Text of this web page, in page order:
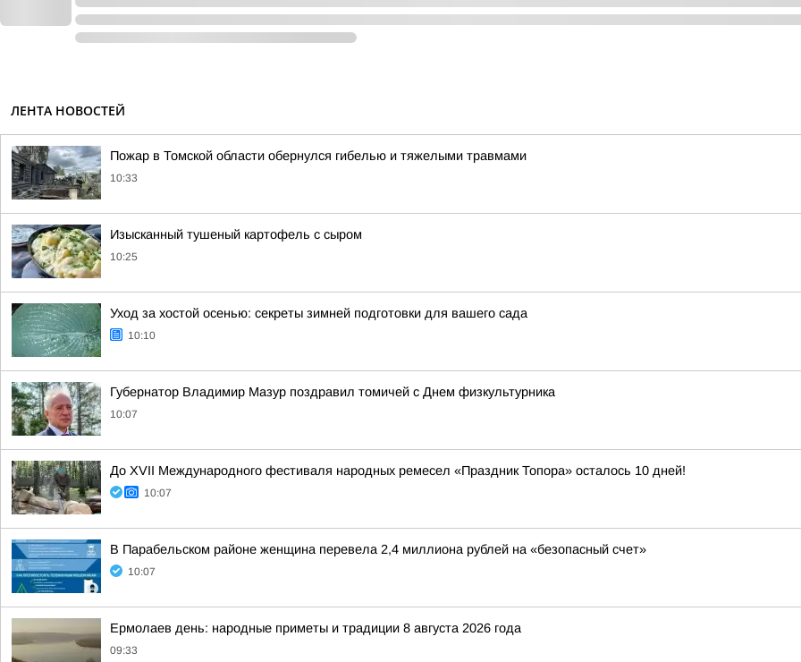
ЛЕНТА НОВОСТЕЙ
Пожар в Томской области обернулся гибелью и тяжелыми травмами
10:33
Изысканный тушеный картофель с сыром
10:25
Уход за хостой осенью: секреты зимней подготовки для вашего сада
10:10
Губернатор Владимир Мазур поздравил томичей с Днем физкультурника
10:07
До XVII Международного фестиваля народных ремесел «Праздник Топора» осталось 10 дней!
10:07
В Парабельском районе женщина перевела 2,4 миллиона рублей на «безопасный счет»
10:07
Ермолаев день: народные приметы и традиции 8 августа 2026 года
09:33